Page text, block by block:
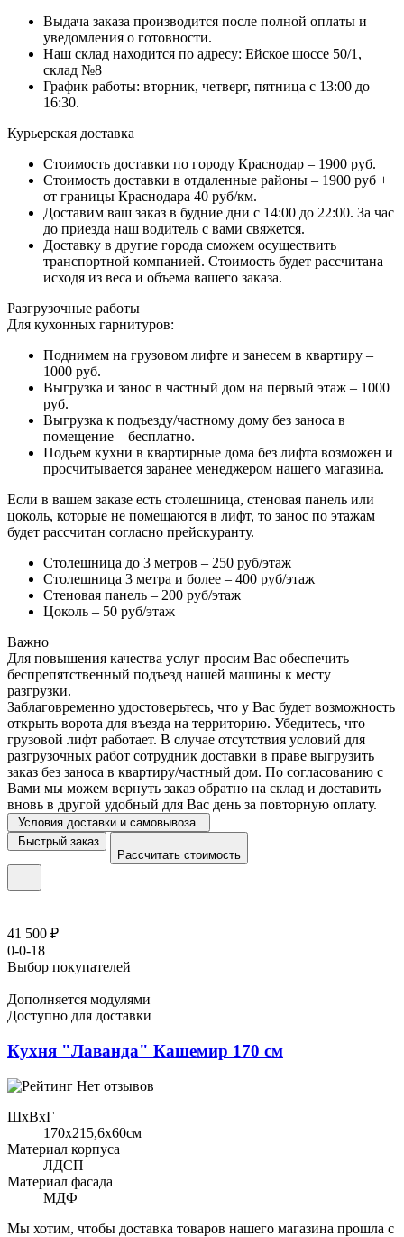
Выдача заказа производится после полной оплаты и
уведомления о готовности.
Наш склад находится по адресу: Ейское шоссе 50/1,
склад №8
График работы: вторник, четверг, пятница с 13:00 до
16:30.
Курьерская доставка
Стоимость доставки по городу Краснодар – 1900 руб.
Стоимость доставки в отдаленные районы – 1900 руб +
от границы Краснодара 40 руб/км.
Доставим ваш заказ в будние дни с 14:00 до 22:00. За час
до приезда наш водитель с вами свяжется.
Доставку в другие города сможем осуществить
транспортной компанией. Стоимость будет рассчитана
исходя из веса и объема вашего заказа.
Разгрузочные работы
Для кухонных гарнитуров:
Поднимем на грузовом лифте и занесем в квартиру –
1000 руб.
Выгрузка и занос в частный дом на первый этаж – 1000
руб.
Выгрузка к подъезду/частному дому без заноса в
помещение – бесплатно.
Подъем кухни в квартирные дома без лифта возможен и
просчитывается заранее менеджером нашего магазина.
Если в вашем заказе есть столешница, стеновая панель или
цоколь, которые не помещаются в лифт, то занос по этажам
будет рассчитан согласно прейскуранту.
Столешница до 3 метров – 250 руб/этаж
Столешница 3 метра и более – 400 руб/этаж
Стеновая панель – 200 руб/этаж
Цоколь – 50 руб/этаж
Важно
Для повышения качества услуг просим Вас обеспечить
беспрепятственный подъезд нашей машины к месту
разгрузки.
Заблаговременно удостоверьтесь, что у Вас будет возможность
открыть ворота для въезда на территорию. Убедитесь, что
грузовой лифт работает. В случае отсутствия условий для
разгрузочных работ сотрудник доставки в праве выгрузить
заказ без заноса в квартиру/частный дом. По согласованию с
Вами мы можем вернуть заказ обратно на склад и доставить
вновь в другой удобный для Вас день за повторную оплату.
Условия доставки и самовывоза
Быстрый заказ
Рассчитать стоимость
41 500 ₽
0-0-18
Выбор покупателей
Дополняется модулями
Доступно для доставки
Кухня "Лаванда" Кашемир 170 см
Нет отзывов
ШхВхГ
170x215,6х60см
Материал корпуса
ЛДСП
Материал фасада
МДФ
Мы хотим, чтобы доставка товаров нашего магазина прошла с